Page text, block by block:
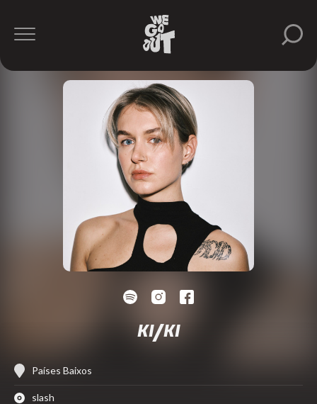
KI/KI
Países Baixos
slash